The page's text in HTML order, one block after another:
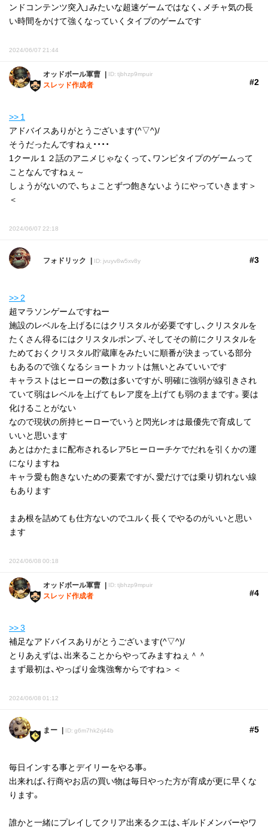
ンドコンテンツ突入」みたいな超速ゲームではなく、メチャ気の長
い時間をかけて強くなっていくタイプのゲームです
2024/06/07 21:44
オッドボール軍曹 ID: tjbhzp9mpuir
スレッド作成者 #2
>> 1
アドバイスありがとうございます(^▽^)/
そうだったんですねぇ・・・・
1クール１２話のアニメじゃなくって、ワンピタイプのゲームって
ことなんですねぇ～
しょうがないので、ちょことずつ飽きないようにやっていきます＞
＜
2024/06/07 22:18
フォドリック ID: jvuyv8w5xv8y #3
>> 2
超マラソンゲームですねー
施設のレベルを上げるにはクリスタルが必要ですし、クリスタルを
たくさん得るにはクリスタルポンプ、そしてその前にクリスタルを
ためておくクリスタル貯蔵庫をみたいに順番が決まっている部分
もあるので強くなるショートカットは無いとみていいです
キャラストはヒーローの数は多いですが、明確に強弱が線引きされ
ていて弱はレベルを上げてもレア度を上げても弱のままです。要は
化けることがない
なので現状の所持ヒーローでいうと閃光レオは最優先で育成して
いいと思います
あとはかたまに配布されるレア5ヒーローチケでだれを引くかの運
になりますね
キャラ愛も飽きないための要素ですが、愛だけでは乗り切れない線
もあります
まあ根を詰めても仕方ないのでユルく長くでやるのがいいと思い
ます
2024/06/08 00:18
オッドボール軍曹 ID: tjbhzp9mpuir
スレッド作成者 #4
>> 3
補足なアドバイスありがとうございます(^▽^)/
とりあえずは、出来ることからやってみますねぇ＾＾
まず最初は、やっぱり金塊強奪からですね＞＜
2024/06/08 01:12
まー ID: g6m7hk2rj44b #5
毎日インする事とデイリーをやる事。
出来れば、行商やお店の買い物は毎日やった方が育成が更に早くな
ります。
誰かと一緒にプレイしてクリア出来るクエは、ギルドメンバーやワ